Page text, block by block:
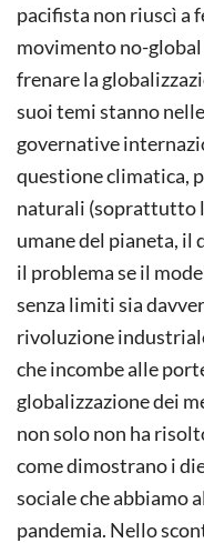
pacifista non riuscì a
movimento no-global
frenare la
suoi temi stanno
governative
questione climatica,
naturali (soprattutto
umane del pianeta, il
il problema se il
senza limiti sia
rivoluzione
che incombe alle
globalizzazione dei
non solo non ha
come dimostrano i
sociale che abbiamo
pandemia. Nello